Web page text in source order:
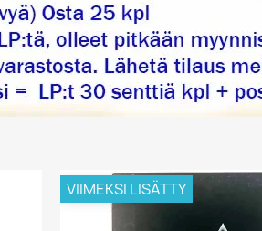
VIIMEKSI LISÄTTY